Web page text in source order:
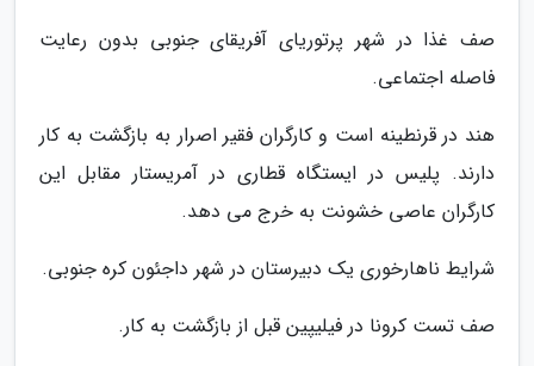
صف غذا در شهر پرتوریای آفریقای جنوبی بدون رعایت
فاصله اجتماعی.
هند در قرنطینه است و کارگران فقیر اصرار به بازگشت به کار
دارند. پلیس در ایستگاه قطاری در آمریستار مقابل این
کارگران عاصی خشونت به خرج می دهد.
شرایط ناهارخوری یک دبیرستان در شهر داجئون کره جنوبی.
صف تست کرونا در فیلیپین قبل از بازگشت به کار.